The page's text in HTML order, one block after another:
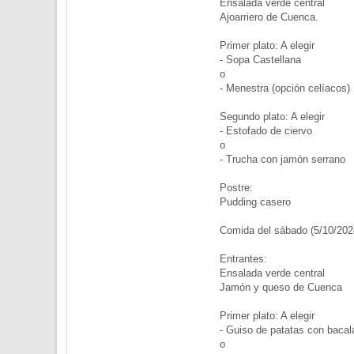
Ensalada verde central
Ajoarriero de Cuenca.
Primer plato: A elegir
- Sopa Castellana
o
- Menestra (opción celíacos)
Segundo plato: A elegir
- Estofado de ciervo
o
- Trucha con jamón serrano
Postre:
Pudding casero
Comida del sábado (5/10/
Entrantes:
Ensalada verde central
Jamón y queso de Cuenca
Primer plato: A elegir
- Guiso de patatas con
o